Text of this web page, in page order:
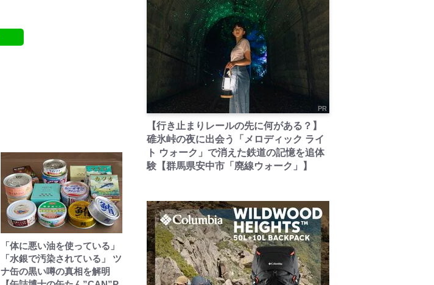
「体に悪い油を使っている」
「水銀で汚染されている」 ツ
ナ缶の黒い噂の真相を解明
PR
【行き止まりレールの先に何がある？】
碓氷峠の夜に出会う「メロディック ライ
ト ウォーク」で消えた鉄道の記憶を追体
験【群馬県安中市「廃線ウォーク」】